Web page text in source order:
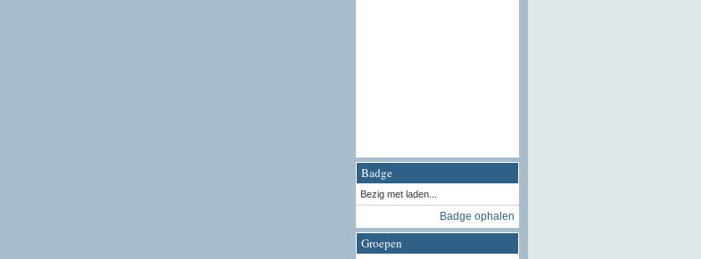
Badge
Bezig met laden...
Badge ophalen
Groepen